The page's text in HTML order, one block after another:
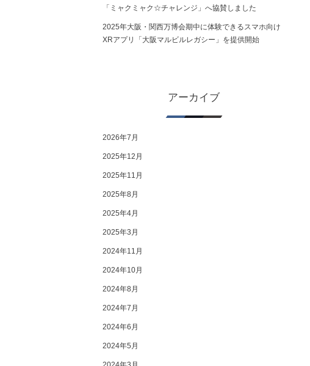
「ミャクミャク☆チャレンジ」へ協賛しました
2025年大阪・関西万博会期中に体験できるスマホ向け
XRアプリ「大阪マルビルレガシー」を提供開始
アーカイブ
2026年7月
2025年12月
2025年11月
2025年8月
2025年4月
2025年3月
2024年11月
2024年10月
2024年8月
2024年7月
2024年6月
2024年5月